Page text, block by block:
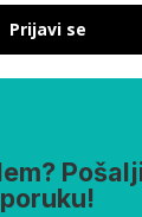
Prijavi se
poruku!